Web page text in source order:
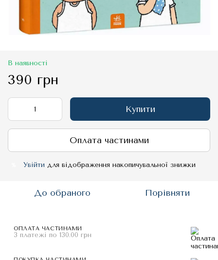
В наявності
390 грн
Купити
Оплата частинами
Увійти для відображення накопичувальної знижки
До обраного Порівняти
ОПЛАТА ЧАСТИНАМИ
3 платежі по 130.00 грн